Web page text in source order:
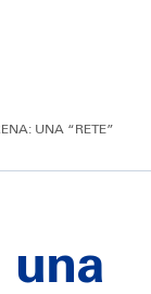
UNA “RETE”
una